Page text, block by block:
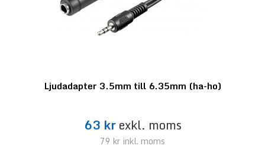
Ljudadapter 3.5mm till 6.35mm (ha-ho)
63 krexkl. moms
79 kr inkl. moms